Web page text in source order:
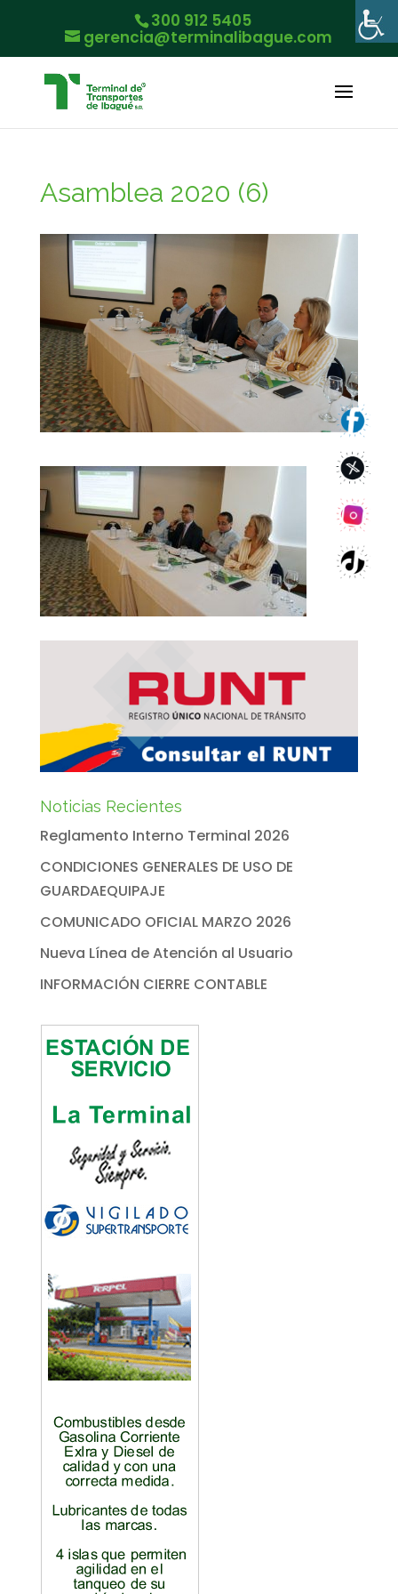
300 912 5405
gerencia@terminalibague.com
Asamblea 2020 (6)
Noticias Recientes
Reglamento Interno Terminal 2026
CONDICIONES GENERALES DE USO DE
GUARDAEQUIPAJE
COMUNICADO OFICIAL MARZO 2026
Nueva Línea de Atención al Usuario
INFORMACIÓN CIERRE CONTABLE